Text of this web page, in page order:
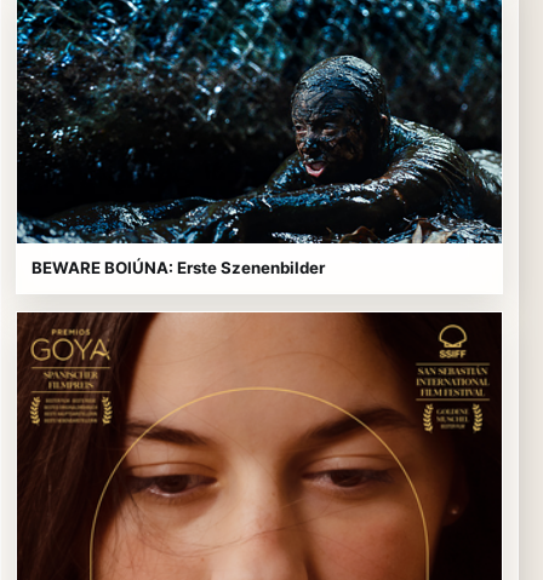
BEWARE BOIÚNA: Erste Szenenbilder